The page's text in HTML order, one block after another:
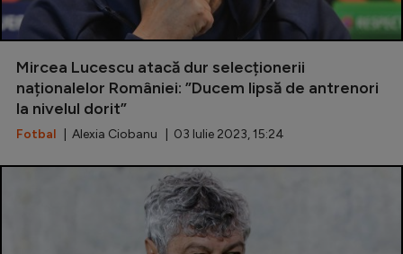
Natație
Formula 1
Gimnastică
Auto
Rugby
Ciclism
Alte sporturi
JO 2024
Mircea Lucescu atacă dur selecționerii
naționalelor României: ”Ducem lipsă de antrenori
la nivelul dorit”
Fotbal | Alexia Ciobanu | 03 Iulie 2023, 15:24